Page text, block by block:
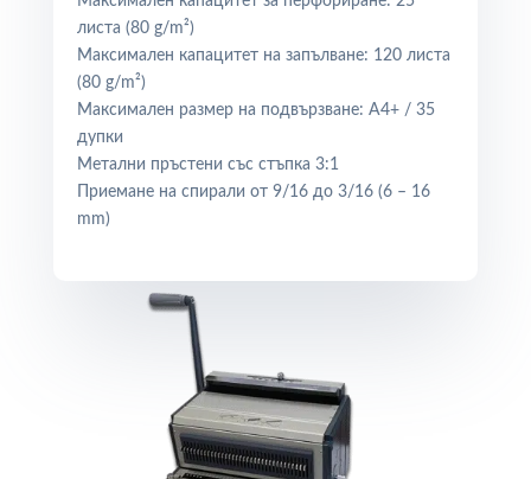
листа (80 g/m²)
Максимален капацитет на запълване: 120 листа
(80 g/m²)
Максимален размер на подвързване: A4+ / 35
дупки
Метални пръстени със стъпка 3:1
Приемане на спирали от 9/16 до 3/16 (6 – 16
mm)